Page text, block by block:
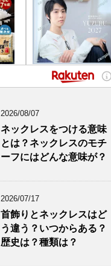
2026/08/07
ネックレスをつける意味
とは？ネックレスのモチ
ーフにはどんな意味が？
2026/07/17
首飾りとネックレスはど
う違う？いつからある？
歴史は？種類は？